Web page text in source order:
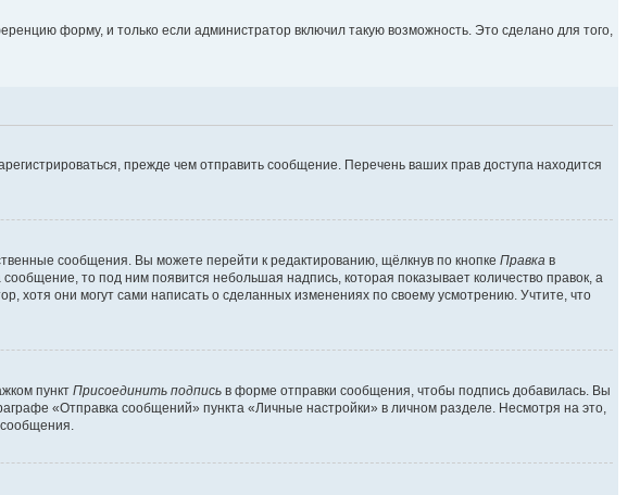
форму, и только если администратор включил такую возможность. Это сделано для того,
прежде чем отправить сообщение. Перечень ваших прав доступа находится
сообщения. Вы можете перейти к редактированию, щёлкнув по кнопке Правка в
то под ним появится небольшая надпись, которая показывает количество правок, а
хотя они могут сами написать о сделанных изменениях по своему усмотрению. Учтите, что
пункт Присоединить подпись в форме отправки сообщения, чтобы подпись добавилась. Вы
«Отправка сообщений» пункта «Личные настройки» в личном разделе. Несмотря на это,